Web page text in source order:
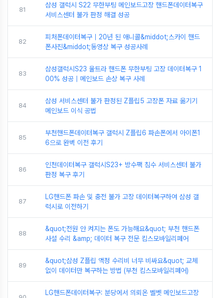
81
삼성 갤럭시 S22 무한부팅 메인보드고장 핸드폰데이터복구
서비스센터 불가 판정 해결 성공
82
피처폰데이터복구｜20년 된 애니콜&middot;스카이 핸드
폰사진&middot;동영상 복구 성공사례
83
삼성갤럭시S23 울트라 핸드폰 무한부팅 고장 데이터복구 1
00% 성공｜메인보드 손상 복구 사례
84
삼성 서비스센터 불가 판정된 Z플립5 고장폰 자료 옮기기
메인보드 이식 공법
85
부천핸드폰데이터복구 갤럭시 Z플립6 파손폰에서 아이폰1
6으로 완벽 이전 후기
86
인천데이터복구 갤럭시S23+ 방수팩 침수 서비스센터 불가
판정 복구 후기
87
LG핸드폰 파손 및 충전 불가 고장 데이터복구하여 삼성 갤
럭시로 이전하기
88
&quot;전원 안 켜지는 폰도 가능해요&quot; 부천 핸드폰
사설 수리 &amp; 데이터 복구 전문 킴스모바일리페어
89
&quot;삼성 Z플립 액정 수리비 너무 비싸요&quot; 교체
없이 데이터만 복구하는 방법 (부천 킴스모바일리페어)
LG핸드폰데이터복구: 분당에서 의뢰온 벨벳 메인보드고장